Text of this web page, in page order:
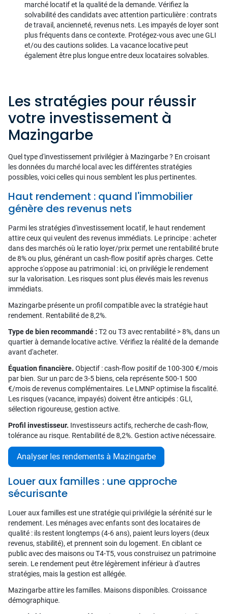
marché locatif et la qualité de la demande. Vérifiez la
solvabilité des candidats avec attention particulière : contrats
de travail, ancienneté, revenus nets. Les impayés de loyer sont
plus fréquents dans ce contexte. Protégez-vous avec une GLI
et/ou des cautions solides. La vacance locative peut
également être plus longue entre deux locataires solvables.
Les stratégies pour réussir
votre investissement à
Mazingarbe
Quel type d'investissement privilégier à Mazingarbe ? En croisant
les données du marché local avec les différentes stratégies
possibles, voici celles qui nous semblent les plus pertinentes.
Haut rendement : quand l'immobilier
génère des revenus nets
Parmi les stratégies d'investissement locatif, le haut rendement
attire ceux qui veulent des revenus immédiats. Le principe : acheter
dans des marchés où le ratio loyer/prix permet une rentabilité brute
de 8% ou plus, générant un cash-flow positif après charges. Cette
approche s'oppose au patrimonial : ici, on privilégie le rendement
sur la valorisation. Les risques sont plus élevés mais les revenus
immédiats.
Mazingarbe présente un profil compatible avec la stratégie haut
rendement. Rentabilité de 8,2%.
Type de bien recommandé : T2 ou T3 avec rentabilité > 8%, dans un
quartier à demande locative active. Vérifiez la réalité de la demande
avant d'acheter.
Équation financière. Objectif : cash-flow positif de 100-300 €/mois
par bien. Sur un parc de 3-5 biens, cela représente 500-1 500
€/mois de revenus complémentaires. Le LMNP optimise la fiscalité.
Les risques (vacance, impayés) doivent être anticipés : GLI,
sélection rigoureuse, gestion active.
Profil investisseur. Investisseurs actifs, recherche de cash-flow,
tolérance au risque. Rentabilité de 8,2%. Gestion active nécessaire.
Analyser les rendements à Mazingarbe
Louer aux familles : une approche
sécurisante
Louer aux familles est une stratégie qui privilégie la sérénité sur le
rendement. Les ménages avec enfants sont des locataires de
qualité : ils restent longtemps (4-6 ans), paient leurs loyers (deux
revenus, stabilité), et prennent soin du logement. En ciblant ce
public avec des maisons ou T4-T5, vous construisez un patrimoine
serein. Le rendement peut être légèrement inférieur à d'autres
stratégies, mais la gestion est allégée.
Mazingarbe attire les familles. Maisons disponibles. Croissance
démographique.